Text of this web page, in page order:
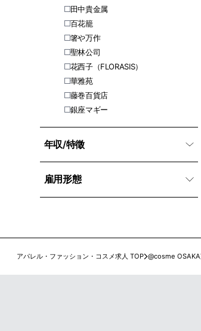
田中貴金属
百花籠
箸や万作
聖林公司
花西子（FLORASIS）
華雅苑
藤巻百貨店
銀座マギー
年収/特徵
雇用形態
アパレル・ファッション・コスメ求人 TOP @cosme OSAKA